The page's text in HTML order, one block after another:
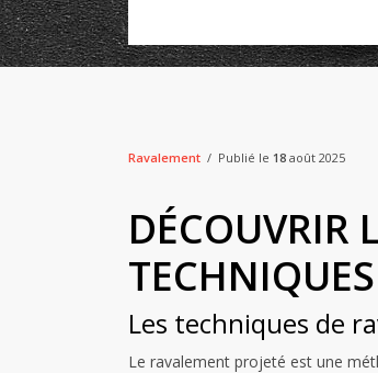
Ravalement Publié le 18 août 2025
DÉCOUVRIR
Les techniques de
Le ravalement projeté est une